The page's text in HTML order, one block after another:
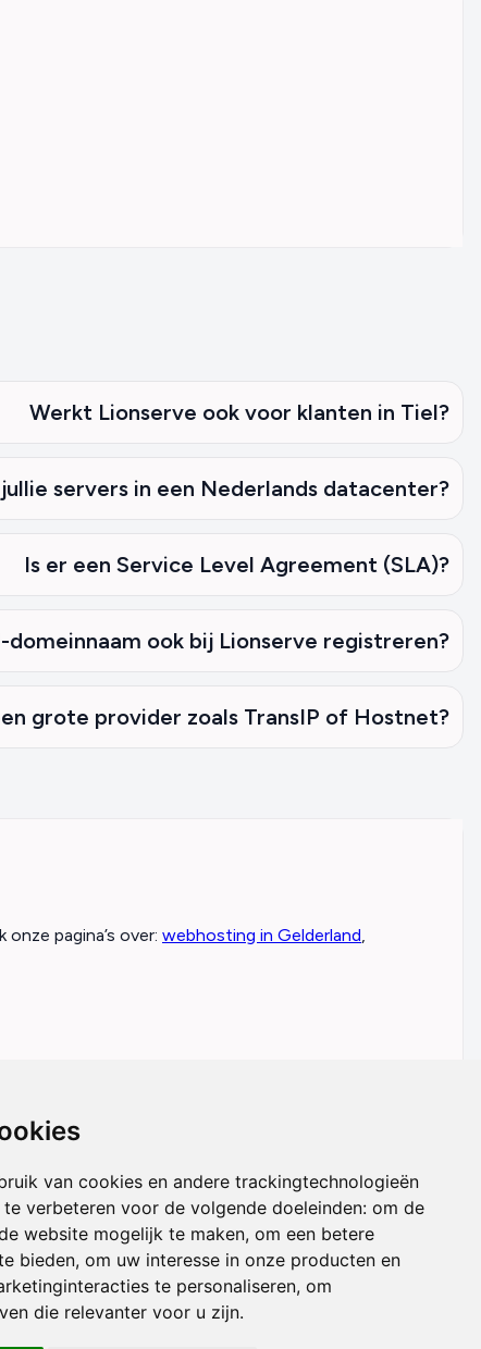
van cookies en andere trackingtechnologieën
verbeteren voor de volgende doeleinden: om de
website mogelijk te maken, om een betere
bieden, om uw interesse in onze producten en
te personaliseren, om
die relevanter voor u zijn.
Werkt Lionserve ook voor klanten in Tiel?
servers in een Nederlands datacenter?
Is er een Service Level Agreement (SLA)?
domeinnaam ook bij Lionserve registreren?
grote provider zoals TransIP of Hostnet?
pagina’s over: webhosting in Gelderland,
Over ons
Algemene Voorwaarden
Privacy Policy